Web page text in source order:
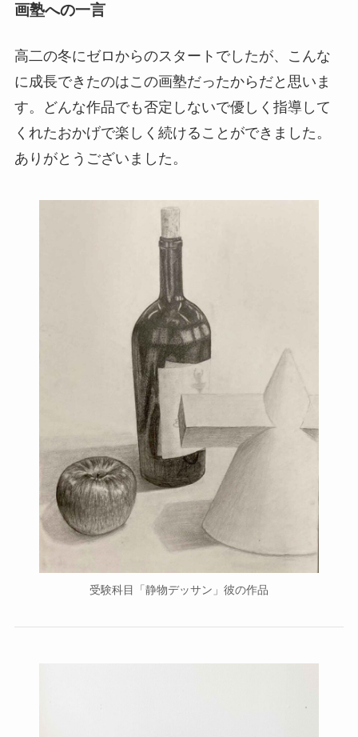
画塾への一言
高二の冬にゼロからのスタートでしたが、こんな
に成長できたのはこの画塾だったからだと思いま
す。どんな作品でも否定しないで優しく指導して
くれたおかげで楽しく続けることができました。
ありがとうございました。
受験科目「静物デッサン」彼の作品